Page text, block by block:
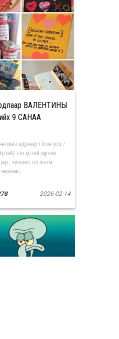
ВАЛЕНТИНЫ
9 САНАА
өдрөөр I love you /
гэх үгстэй зүрхэн
чихмэл тоглоом
2026-02-14